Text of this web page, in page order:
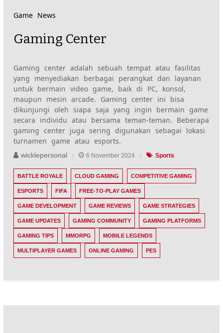
Game News
Gaming Center
Gaming center adalah sebuah tempat atau fasilitas
yang menyediakan berbagai perangkat dan layanan
untuk bermain video game, baik di PC, konsol,
maupun mesin arcade. Gaming center ini bisa
dikunjungi oleh siapa saja yang ingin bermain game
secara individu atau bersama teman-teman. Beberapa
gaming center juga sering digunakan sebagai lokasi
turnamen game atau esports.
wicklepersonal 6 November 2024 Sports
BATTLE ROYALE CLOUD GAMING COMPETITIVE GAMING
ESPORTS FIFA FREE-TO-PLAY GAMES
GAME DEVELOPMENT GAME REVIEWS GAME STRATEGIES
GAME UPDATES GAMING COMMUNITY GAMING PLATFORMS
GAMING TIPS MMORPG MOBILE LEGENDS
MULTIPLAYER GAMES ONLINE GAMING PES